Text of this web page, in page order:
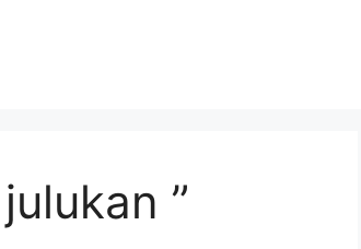
”